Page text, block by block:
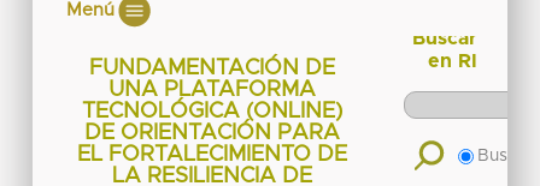
Menú
FUNDAMENTACIÓN DE
UNA PLATAFORMA
TECNOLÓGICA (ONLINE)
DE ORIENTACIÓN PARA
EL FORTALECIMIENTO DE
LA RESILIENCIA DE
Buscar
en RI
Buscar